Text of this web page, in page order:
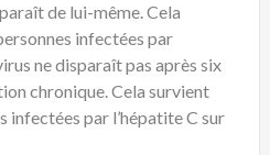
de lui-même. Cela
infectées par
ne disparaît pas après six
chronique. Cela survient
infectées par l’hépatite C sur